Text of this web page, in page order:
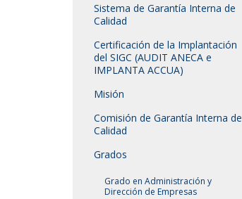
Sistema de Garantía Interna de
Calidad
Certificación de la Implantación
del SIGC (AUDIT ANECA e
IMPLANTA ACCUA)
Misión
Comisión de Garantía Interna de
Calidad
Grados
Grado en Administración y
Dirección de Empresas